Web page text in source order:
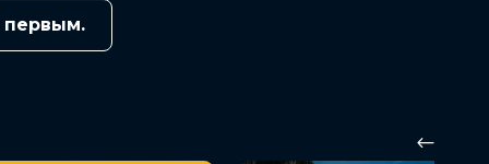
Awful
первым.